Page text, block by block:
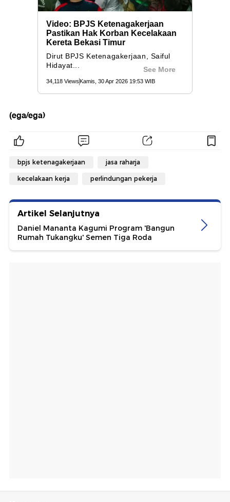
(ega/ega)
bpjs ketenagakerjaan jasa raharja
kecelakaan kerja perlindungan pekerja
Artikel Selanjutnya
Daniel Mananta Kagumi Program 'Bangun
Rumah Tukangku' Semen Tiga Roda